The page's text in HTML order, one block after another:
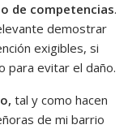
de competencias.
demostrar
exigibles, si
para evitar el daño.
tal y como hacen
de mi barrio